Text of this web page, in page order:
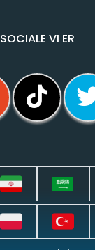
SOCIALE VI ER